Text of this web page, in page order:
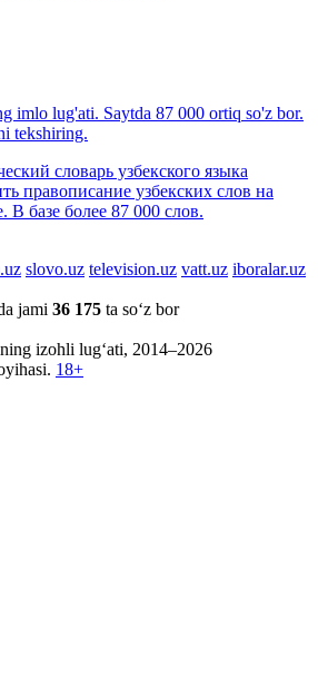
lug'ati. Saytda 87 000 ortiq so'z bor.
tekshiring.
словарь узбекского языка
правописание узбекских слов на
базе более 87 000 слов.
slovo.uz television.uz vatt.uz iboralar.uz
jami 36 175 ta so‘z bor
izohli lug‘ati, 2014–2026
18+